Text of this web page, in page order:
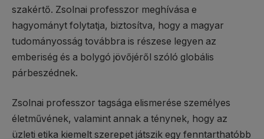
szakértő. Zsolnai professzor meghívása e
hagyományt folytatja, biztosítva, hogy a magyar
tudományosság továbbra is részese legyen az
emberiség és a bolygó jövőjéről szóló globális
párbeszédnek.
Zsolnai professzor tagsága elismerése személyes
életművének, valamint annak a ténynek, hogy az
üzleti etika kiemelt szerepet játszik egy fenntarthatóbb